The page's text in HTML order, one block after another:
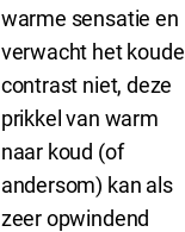
warme sensatie en
verwacht het koude
contrast niet, deze
prikkel van warm
naar koud (of
andersom) kan als
zeer opwindend